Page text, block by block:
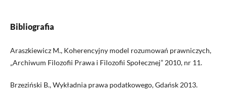
Bibliografia
Araszkiewicz M., Koherencyjny model rozumowań prawniczych,
„Archiwum Filozofii Prawa i Filozofii Społecznej” 2010, nr 11.
Brzeziński B., Wykładnia prawa podatkowego, Gdańsk 2013.